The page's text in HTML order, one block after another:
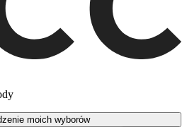
moich wyborów